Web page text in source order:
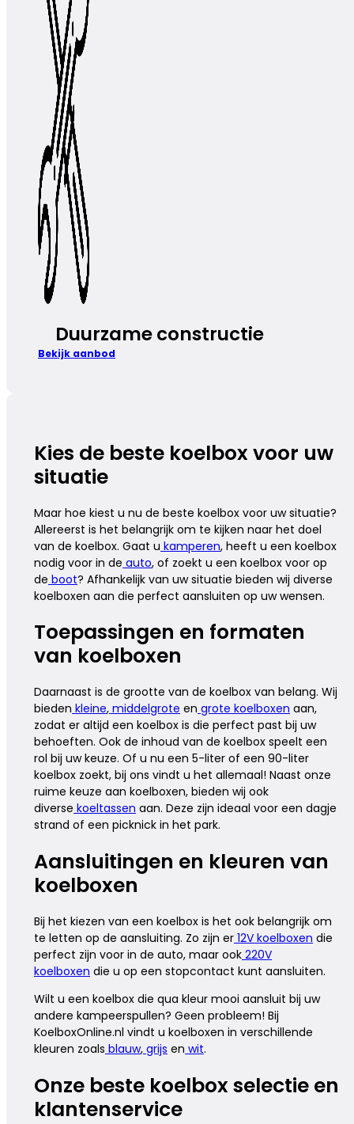
Duurzame constructie
Bekijk aanbod
Kies de beste koelbox voor uw
situatie
Maar hoe kiest u nu de beste koelbox voor uw situatie?
Allereerst is het belangrijk om te kijken naar het doel
van de koelbox. Gaat u kamperen, heeft u een koelbox
nodig voor in de auto, of zoekt u een koelbox voor op
de boot? Afhankelijk van uw situatie bieden wij diverse
koelboxen aan die perfect aansluiten op uw wensen.
Toepassingen en formaten
van koelboxen
Daarnaast is de grootte van de koelbox van belang. Wij
bieden kleine, middelgrote en grote koelboxen aan,
zodat er altijd een koelbox is die perfect past bij uw
behoeften. Ook de inhoud van de koelbox speelt een
rol bij uw keuze. Of u nu een 5-liter of een 90-liter
koelbox zoekt, bij ons vindt u het allemaal! Naast onze
ruime keuze aan koelboxen, bieden wij ook
diverse koeltassen aan. Deze zijn ideaal voor een dagje
strand of een picknick in het park.
Aansluitingen en kleuren van
koelboxen
Bij het kiezen van een koelbox is het ook belangrijk om
te letten op de aansluiting. Zo zijn er 12V koelboxen die
perfect zijn voor in de auto, maar ook 220V
koelboxen die u op een stopcontact kunt aansluiten.
Wilt u een koelbox die qua kleur mooi aansluit bij uw
andere kampeerspullen? Geen probleem! Bij
KoelboxOnline.nl vindt u koelboxen in verschillende
kleuren zoals blauw, grijs en wit.
Onze beste koelbox selectie en
klantenservice